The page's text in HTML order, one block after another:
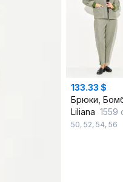
133.33 $
Брюки,
Liliana 1559
50, 52, 54, 56